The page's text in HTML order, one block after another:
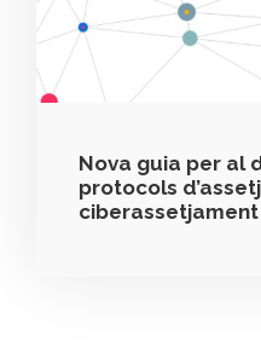
Nova guia per al
protocols
ciberassetjament